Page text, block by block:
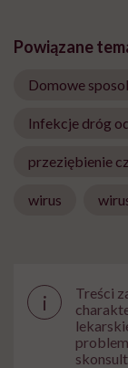
Powiązane
Domowe
Infekcje dróg
przeziębienie
wirus
i
Treści